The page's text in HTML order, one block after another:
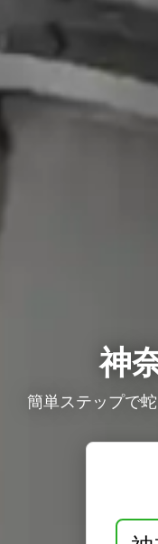
神
簡単ステップで